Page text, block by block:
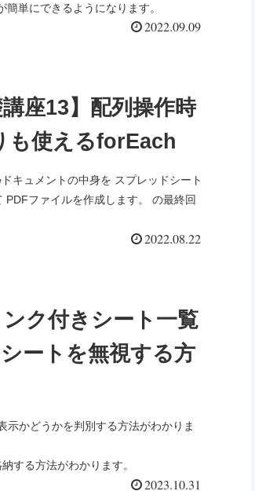
簡単にできるようになります。
2022.09.09
講座13】配列操作時
も使えるforEach
キュメントの中身を スプレッドシート
ファイルを作成します。 の最終回
2022.08.22
ンク付きシート一覧
ートを無視する方
示かどうかを判別する方法がわかりま
する方法がわかります。
2023.10.31